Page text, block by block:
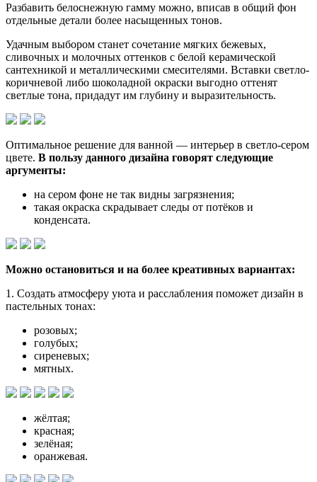
Разбавить белоснежную гамму можно, вписав в общий фон
отдельные детали более насыщенных тонов.
Удачным выбором станет сочетание мягких бежевых,
сливочных и молочных оттенков с белой керамической
сантехникой и металлическими смесителями. Вставки светло-
коричневой либо шоколадной окраски выгодно оттенят
светлые тона, придадут им глубину и выразительность.
Оптимальное решение для ванной — интерьер в светло-сером
цвете. В пользу данного дизайна говорят следующие
аргументы:
на сером фоне не так видны загрязнения;
такая окраска скрадывает следы от потёков и
конденсата.
Можно остановиться и на более креативных вариантах:
1. Создать атмосферу уюта и расслабления поможет дизайн в
пастельных тонах:
розовых;
голубых;
сиреневых;
мятных.
жёлтая;
красная;
зелёная;
оранжевая.